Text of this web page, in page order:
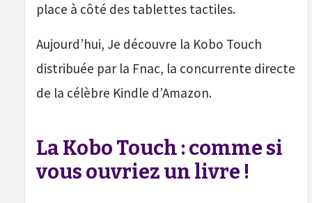
place à côté des tablettes tactiles.
Aujourd’hui, Je découvre la Kobo Touch
distribuée par la Fnac, la concurrente directe
de la célèbre Kindle d’Amazon.
La Kobo Touch : comme si
vous ouvriez un livre !